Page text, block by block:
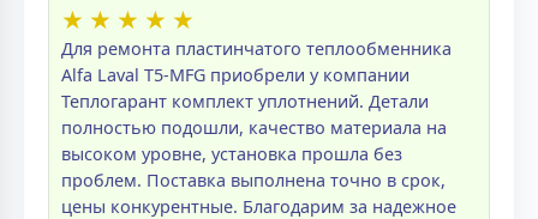
★ ★ ★ ★ ★
Для ремонта пластинчатого теплообменника
Alfa Laval T5-MFG приобрели у компании
Теплогарант комплект уплотнений. Детали
полностью подошли, качество материала на
высоком уровне, установка прошла без
проблем. Поставка выполнена точно в срок,
цены конкурентные. Благодарим за надежное